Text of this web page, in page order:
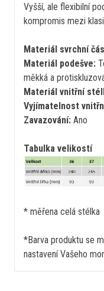
Vyšší, ale flexibilní
kompromis mezi
Materiál svrchní
Materiál podešve:
měkká a
Materiál vnitřní
Vyjímatelnost
Zavazování: Ano
Tabulka velikostí
* měřena celá stélka
*Barva produktu se
nastavení Vašeho